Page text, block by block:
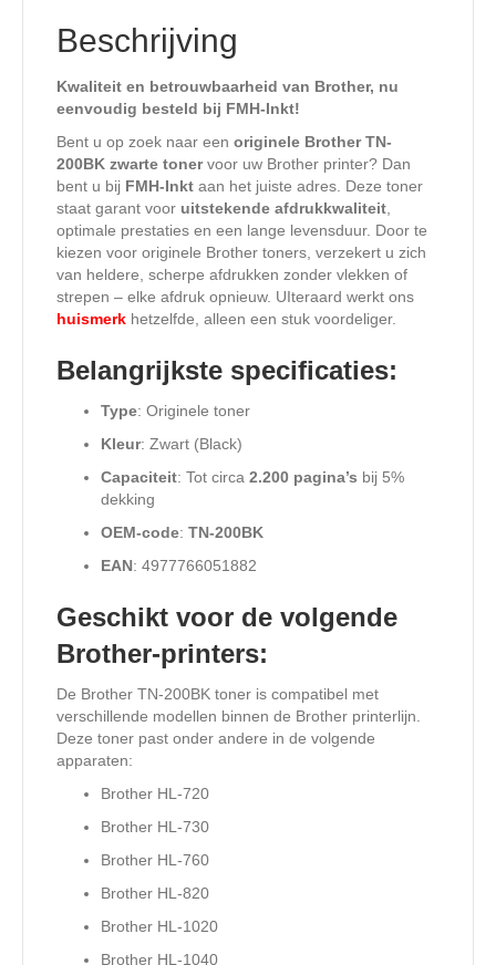
Beschrijving
Kwaliteit en betrouwbaarheid van Brother, nu
eenvoudig besteld bij FMH-Inkt!
Bent u op zoek naar een originele Brother TN-
200BK zwarte tonervoor uw Brother printer? Dan
bent u bij FMH-Inkt aan het juiste adres. Deze toner
staat garant voor uitstekende afdrukkwaliteit,
optimale prestaties en een lange levensduur. Door te
kiezen voor originele Brother toners, verzekert u zich
van heldere, scherpe afdrukken zonder vlekken of
strepen – elke afdruk opnieuw. UIteraard werkt ons
huismerk hetzelfde, alleen een stuk voordeliger.
Belangrijkste specificaties:
Type: Originele toner
Kleur: Zwart (Black)
Capaciteit: Tot circa 2.200 pagina’s bij 5%
dekking
OEM-code: TN-200BK
EAN: 4977766051882
Geschikt voor de volgende
Brother-printers:
De Brother TN-200BK toner is compatibel met
verschillende modellen binnen de Brother printerlijn.
Deze toner past onder andere in de volgende
apparaten:
Brother HL-720
Brother HL-730
Brother HL-760
Brother HL-820
Brother HL-1020
Brother HL-1040